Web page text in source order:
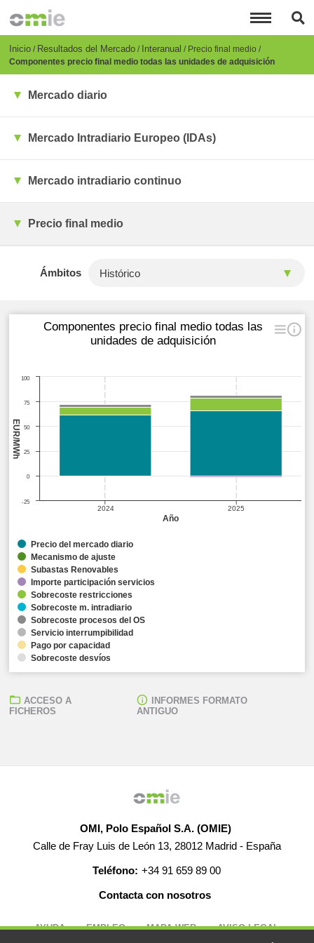
principal
Breadcrumb
Inicio Resultados del Mercado Interanual
Precio final medio
Componentes precio final medio todas las unidades de adquisición
Mercado diario
Mercado Intradiario Europeo (IDAs)
Mercado intradiario continuo
Precio final medio
Ámbitos
Año
EUR/MWh
Componentes precio final medio todas las
unidades de adquisición
2024 2025
0
100
-25
25
50
75
Precio del mercado diario
Mecanismo de ajuste
Subastas Renovables
Importe participación servicios
Sobrecoste restricciones
Sobrecoste m. intradiario
Sobrecoste procesos del OS
Servicio interrumpibilidad
Pago por capacidad
Sobrecoste desvíos
ACCESO A
FICHEROS
INFORMES FORMATO
ANTIGUO
OMI, Polo Español S.A. (OMIE)
Calle de Fray Luis de León 13, 28012 Madrid - España
Teléfono: +34 91 659 89 00
Contacta con nosotros
AYUDA EMPLEO MAPA WEB AVISO LEGAL